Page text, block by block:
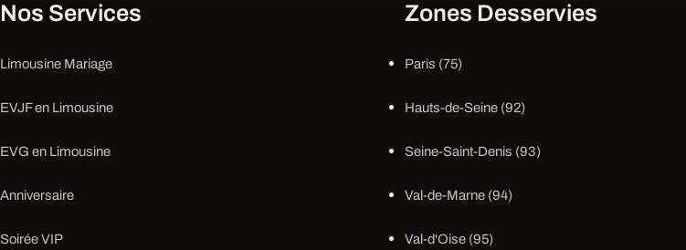
Nos Services
Limousine Mariage
EVJF en Limousine
EVG en Limousine
Anniversaire
Soirée VIP
Zones Desservies
Paris (75)
Hauts-de-Seine (92)
Seine-Saint-Denis (93)
Val-de-Marne (94)
Val-d'Oise (95)